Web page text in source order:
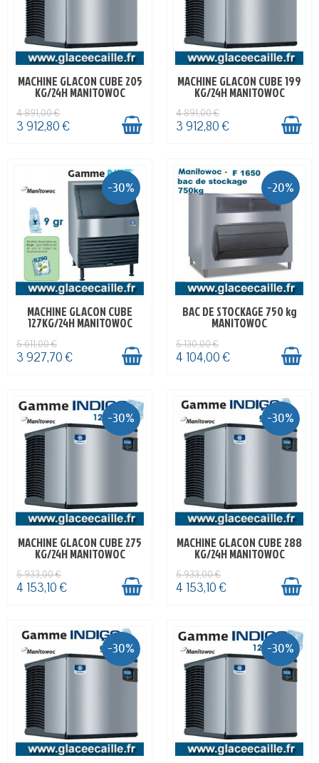
EN STOCK
MACHINE GLACON CUBE 205
KG/24H MANITOWOC
4 891,00 €
3 912,80 €
EN STOCK
MACHINE GLACON CUBE 199
KG/24H MANITOWOC
4 891,00 €
3 912,80 €
-30%
EN STOCK
MACHINE GLACON CUBE
127KG/24H MANITOWOC
5 611,00 €
3 927,70 €
-20%
EN STOCK
BAC DE STOCKAGE 750 kg
MANITOWOC
5 130,00 €
4 104,00 €
-30%
EN STOCK
MACHINE GLACON CUBE 275
KG/24H MANITOWOC
5 933,00 €
4 153,10 €
-30%
EN STOCK
MACHINE GLACON CUBE 288
KG/24H MANITOWOC
5 933,00 €
4 153,10 €
-30% -30%